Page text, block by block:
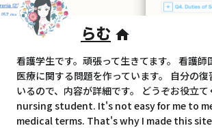
らむ home
看護学生です。頑張って生きてます。 看護師
医療に関する問題を作っています。 自分の
いるので、内容が詳細です。 どうぞお役立
nursing student. It's not easy for me to
medical terms. That's why I made this